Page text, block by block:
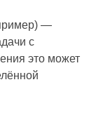
—
с
это может